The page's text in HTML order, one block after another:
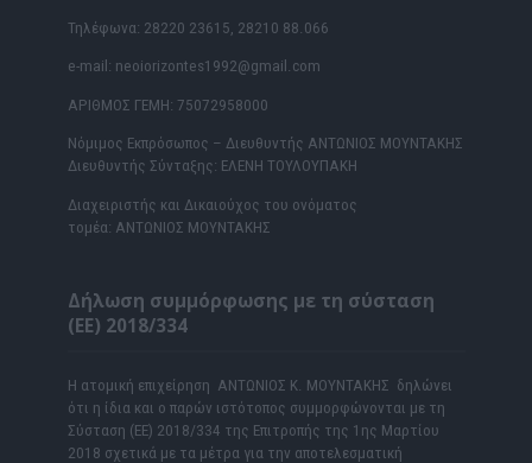
Τηλέφωνα: 28220 23615, 28210 88.066
e-mail: neoiorizontes1992@gmail.com
ΑΡΙΘΜΟΣ ΓΕΜΗ: 75072958000
Νόμιμος Εκπρόσωπος – Διευθυντής ΑΝΤΩΝΙΟΣ ΜΟΥΝΤΑΚΗΣ
Διευθυντής Σύνταξης: ΕΛΕΝΗ ΤΟΥΛΟΥΠΑΚΗ
Διαχειριστής και Δικαιούχος του ονόματος
τομέα: ΑΝΤΩΝΙΟΣ ΜΟΥΝΤΑΚΗΣ
Δήλωση συμμόρφωσης με τη σύσταση
(ΕΕ) 2018/334
Η ατομική επιχείρηση ΑΝΤΩΝΙΟΣ Κ. ΜΟΥΝΤΑΚΗΣ δηλώνει
ότι η ίδια και ο παρών ιστότοπος συμμορφώνονται με τη
Σύσταση (ΕΕ) 2018/334 της Επιτροπής της 1ης Μαρτίου
2018 σχετικά με τα μέτρα για την αποτελεσματική